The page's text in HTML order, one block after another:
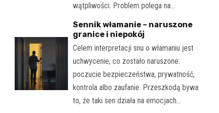
wątpliwości. Problem polega na…
Sennik włamanie – naruszone
granice i niepokój
Celem interpretacji snu o włamaniu jest
uchwycenie, co zostało naruszone:
poczucie bezpieczeństwa, prywatność,
kontrola albo zaufanie. Przeszkodą bywa
to, że taki sen działa na emocjach…